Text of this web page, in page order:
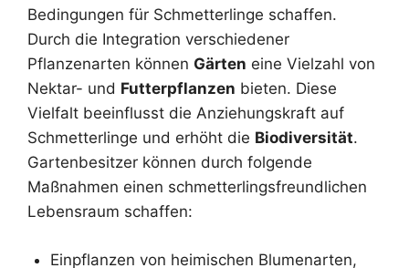
Bedingungen für Schmetterlinge schaffen.
Durch die Integration verschiedener
Pflanzenarten können Gärten eine Vielzahl von
Nektar- und Futterpflanzen bieten. Diese
Vielfalt beeinflusst die Anziehungskraft auf
Schmetterlinge und erhöht die Biodiversität.
Gartenbesitzer können durch folgende
Maßnahmen einen schmetterlingsfreundlichen
Lebensraum schaffen:
Einpflanzen von heimischen Blumenarten,